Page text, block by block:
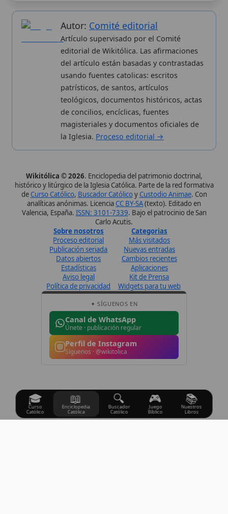
Valencia, España.ISSN: 3101-7339. Bajo el patrocinio de San
Carlo Acutis.
Sobre nosotros
Proceso editorial
Publicación seriada
Datos abiertos
Estadísticas
Política de privacidad
Categorias
Más visitados
Nuevas entradas
Cambios recientes
Aplicaciones
Kit de Prensa
Widgets para tu web
Canal de WhatsApp
Únete · publicación regular
Perfil de Instagram
Síguenos · @wikitolica